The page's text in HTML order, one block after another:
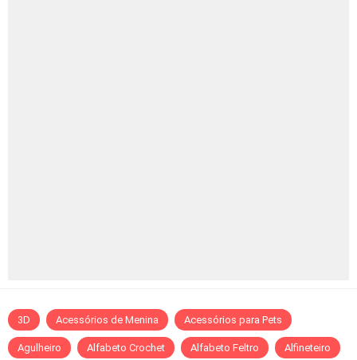
3D Acessórios de Menina Acessórios para Pets
Agulheiro Alfabeto Crochet Alfabeto Feltro Alfineteiro